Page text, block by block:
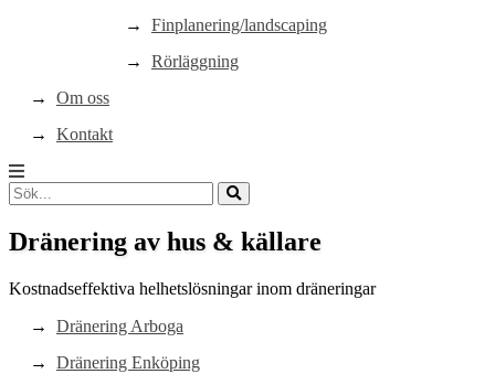
Finplanering/landscaping
Rörläggning
Om oss
Kontakt
Dränering av hus & källare
Kostnadseffektiva helhetslösningar inom dräneringar
Dränering Arboga
Dränering Enköping